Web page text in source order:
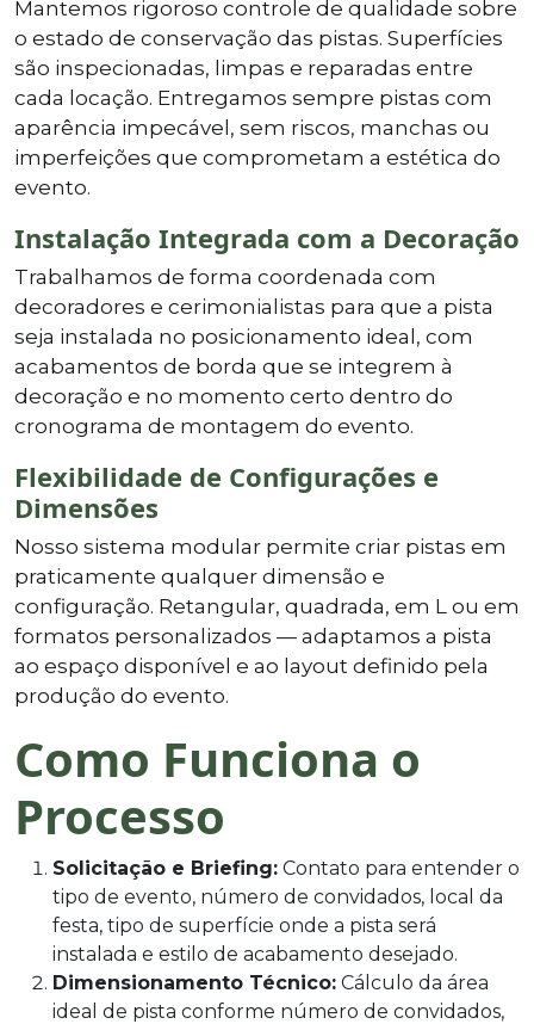
Mantemos rigoroso controle de qualidade sobre
o estado de conservação das pistas. Superfícies
são inspecionadas, limpas e reparadas entre
cada locação. Entregamos sempre pistas com
aparência impecável, sem riscos, manchas ou
imperfeições que comprometam a estética do
evento.
Instalação Integrada com a Decoração
Trabalhamos de forma coordenada com
decoradores e cerimonialistas para que a pista
seja instalada no posicionamento ideal, com
acabamentos de borda que se integrem à
decoração e no momento certo dentro do
cronograma de montagem do evento.
Flexibilidade de Configurações e
Dimensões
Nosso sistema modular permite criar pistas em
praticamente qualquer dimensão e
configuração. Retangular, quadrada, em L ou em
formatos personalizados — adaptamos a pista
ao espaço disponível e ao layout definido pela
produção do evento.
Como Funciona o
Processo
Solicitação e Briefing: Contato para entender o
tipo de evento, número de convidados, local da
festa, tipo de superfície onde a pista será
instalada e estilo de acabamento desejado.
Dimensionamento Técnico: Cálculo da área
ideal de pista conforme número de convidados,